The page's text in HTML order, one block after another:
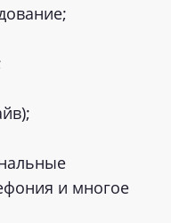
и многое